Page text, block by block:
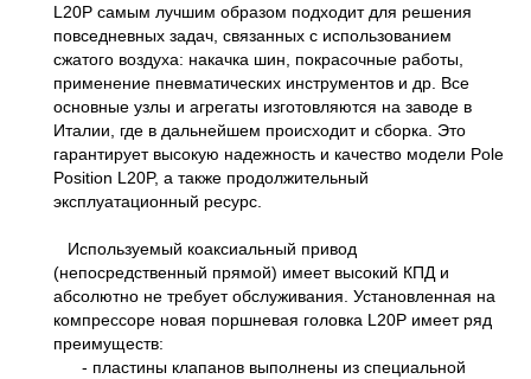
L20P самым лучшим образом подходит для решения
повседневных задач, связанных с использованием
сжатого воздуха: накачка шин, покрасочные работы,
применение пневматических инструментов и др. Все
основные узлы и агрегаты изготовляются на заводе в
Италии, где в дальнейшем происходит и сборка. Это
гарантирует высокую надежность и качество модели Pole
Position L20P, а также продолжительный
эксплуатационный ресурс.
Используемый коаксиальный привод
(непосредственный прямой) имеет высокий КПД и
абсолютно не требует обслуживания. Установленная на
компрессоре новая поршневая головка L20P имеет ряд
преимуществ:
- пластины клапанов выполнены из специальной